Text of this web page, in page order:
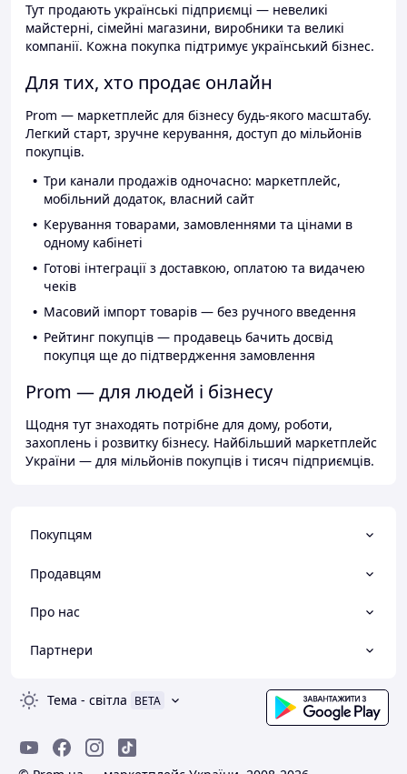
Тут продають українські підприємці — невеликі
майстерні, сімейні магазини, виробники та великі
компанії. Кожна покупка підтримує український бізнес.
Для тих, хто продає онлайн
Prom — маркетплейс для бізнесу будь-якого масштабу.
Легкий старт, зручне керування, доступ до мільйонів
покупців.
Три канали продажів одночасно: маркетплейс,
мобільний додаток, власний сайт
Керування товарами, замовленнями та цінами в
одному кабінеті
Готові інтеграції з доставкою, оплатою та видачею
чеків
Масовий імпорт товарів — без ручного введення
Рейтинг покупців — продавець бачить досвід
покупця ще до підтвердження замовлення
Prom — для людей і бізнесу
Щодня тут знаходять потрібне для дому, роботи,
захоплень і розвитку бізнесу. Найбільший маркетплейс
України — для мільйонів покупців і тисяч підприємців.
Покупцям
Продавцям
Про нас
Партнери
Тема - світла BETA